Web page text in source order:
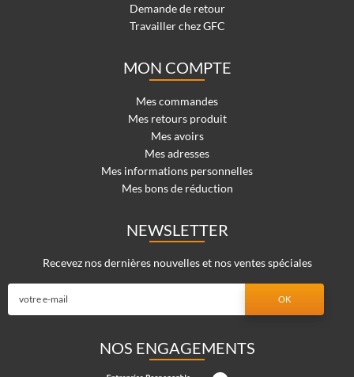
Demande de retour
Travailler chez GFC
MON COMPTE
Mes commandes
Mes retours produit
Mes avoirs
Mes adresses
Mes informations personnelles
Mes bons de réduction
NEWSLETTER
Recevez nos dernières nouvelles et nos ventes spéciales
NOS ENGAGEMENTS